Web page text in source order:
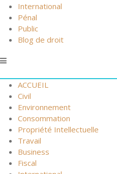
International
Pénal
Public
Blog de droit
ACCUEIL
Civil
Environnement
Consommation
Propriété Intellectuelle
Travail
Business
Fiscal